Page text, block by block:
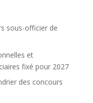
sous-officier de
et
fixé pour 2027
des concours